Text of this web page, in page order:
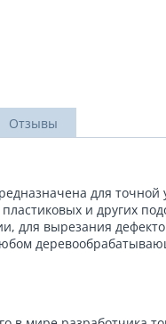
Отзывы
для
и других
для вырезания